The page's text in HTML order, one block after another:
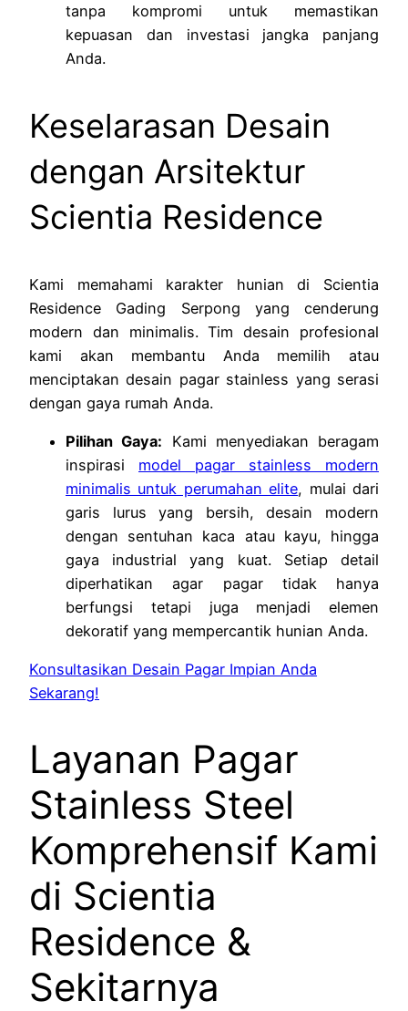
tanpa kompromi untuk memastikan
kepuasan dan investasi jangka panjang
Anda.
Keselarasan Desain
dengan Arsitektur
Scientia Residence
Kami memahami karakter hunian di Scientia
Residence Gading Serpong yang cenderung
modern dan minimalis. Tim desain profesional
kami akan membantu Anda memilih atau
menciptakan desain pagar stainless yang serasi
dengan gaya rumah Anda.
Pilihan Gaya: Kami menyediakan beragam
inspirasi model pagar stainless modern
minimalis untuk perumahan elite, mulai dari
garis lurus yang bersih, desain modern
dengan sentuhan kaca atau kayu, hingga
gaya industrial yang kuat. Setiap detail
diperhatikan agar pagar tidak hanya
berfungsi tetapi juga menjadi elemen
dekoratif yang mempercantik hunian Anda.
Konsultasikan Desain Pagar Impian Anda
Sekarang!
Layanan Pagar
Stainless Steel
Komprehensif Kami
di Scientia
Residence &
Sekitarnya